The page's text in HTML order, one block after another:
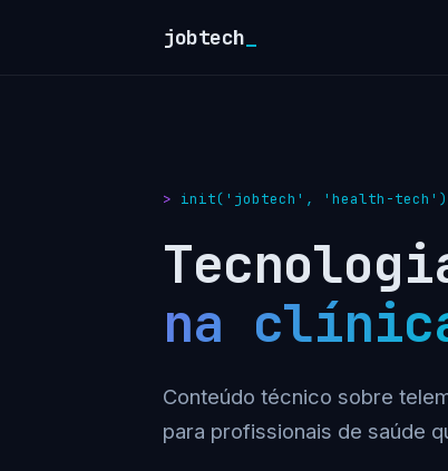
jobtech_
init('jobtech', 'health-tech')
na
Conteúdo técnico sobre
para profissionais de saúde